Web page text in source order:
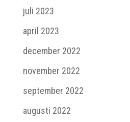
juli 2023
april 2023
december 2022
november 2022
september 2022
augusti 2022